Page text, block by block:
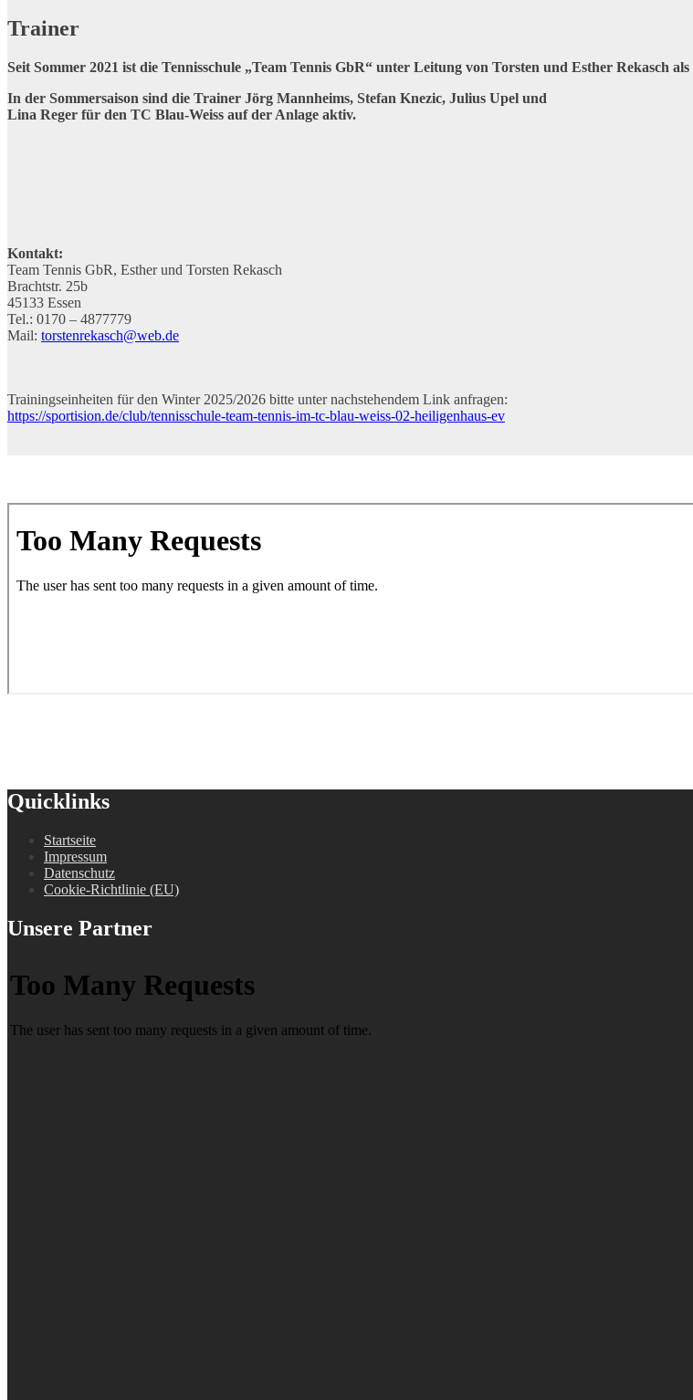
Trainer
Seit Sommer 2021 ist die Tennisschule „Team Tennis GbR“ unter Leitung von Torsten und Esther Rekasch
In der Sommersaison sind die Trainer Jörg Mannheims, Stefan Knezic, Julius Upel und
Lina Reger für den TC Blau-Weiss auf der Anlage aktiv.
Kontakt:
Team Tennis GbR, Esther und Torsten Rekasch
Brachtstr. 25b
45133 Essen
Tel.: 0170 – 4877779
Mail: torstenrekasch@web.de
Trainingseinheiten für den Winter 2025/2026 bitte unter nachstehendem Link anfragen:
https://sportision.de/club/tennisschule-team-tennis-im-tc-blau-weiss-02-heiligenhaus-ev
Quicklinks
Startseite
Impressum
Datenschutz
Cookie-Richtlinie (EU)
Unsere Partner